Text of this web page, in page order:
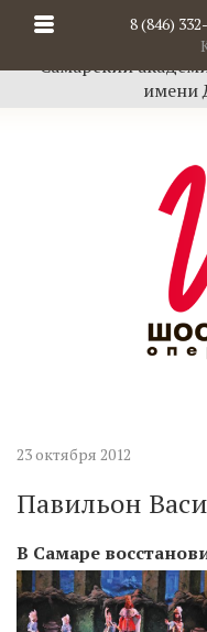
8 (846)
Самарский
имени
23 октября 2012
Павильон
В Самаре